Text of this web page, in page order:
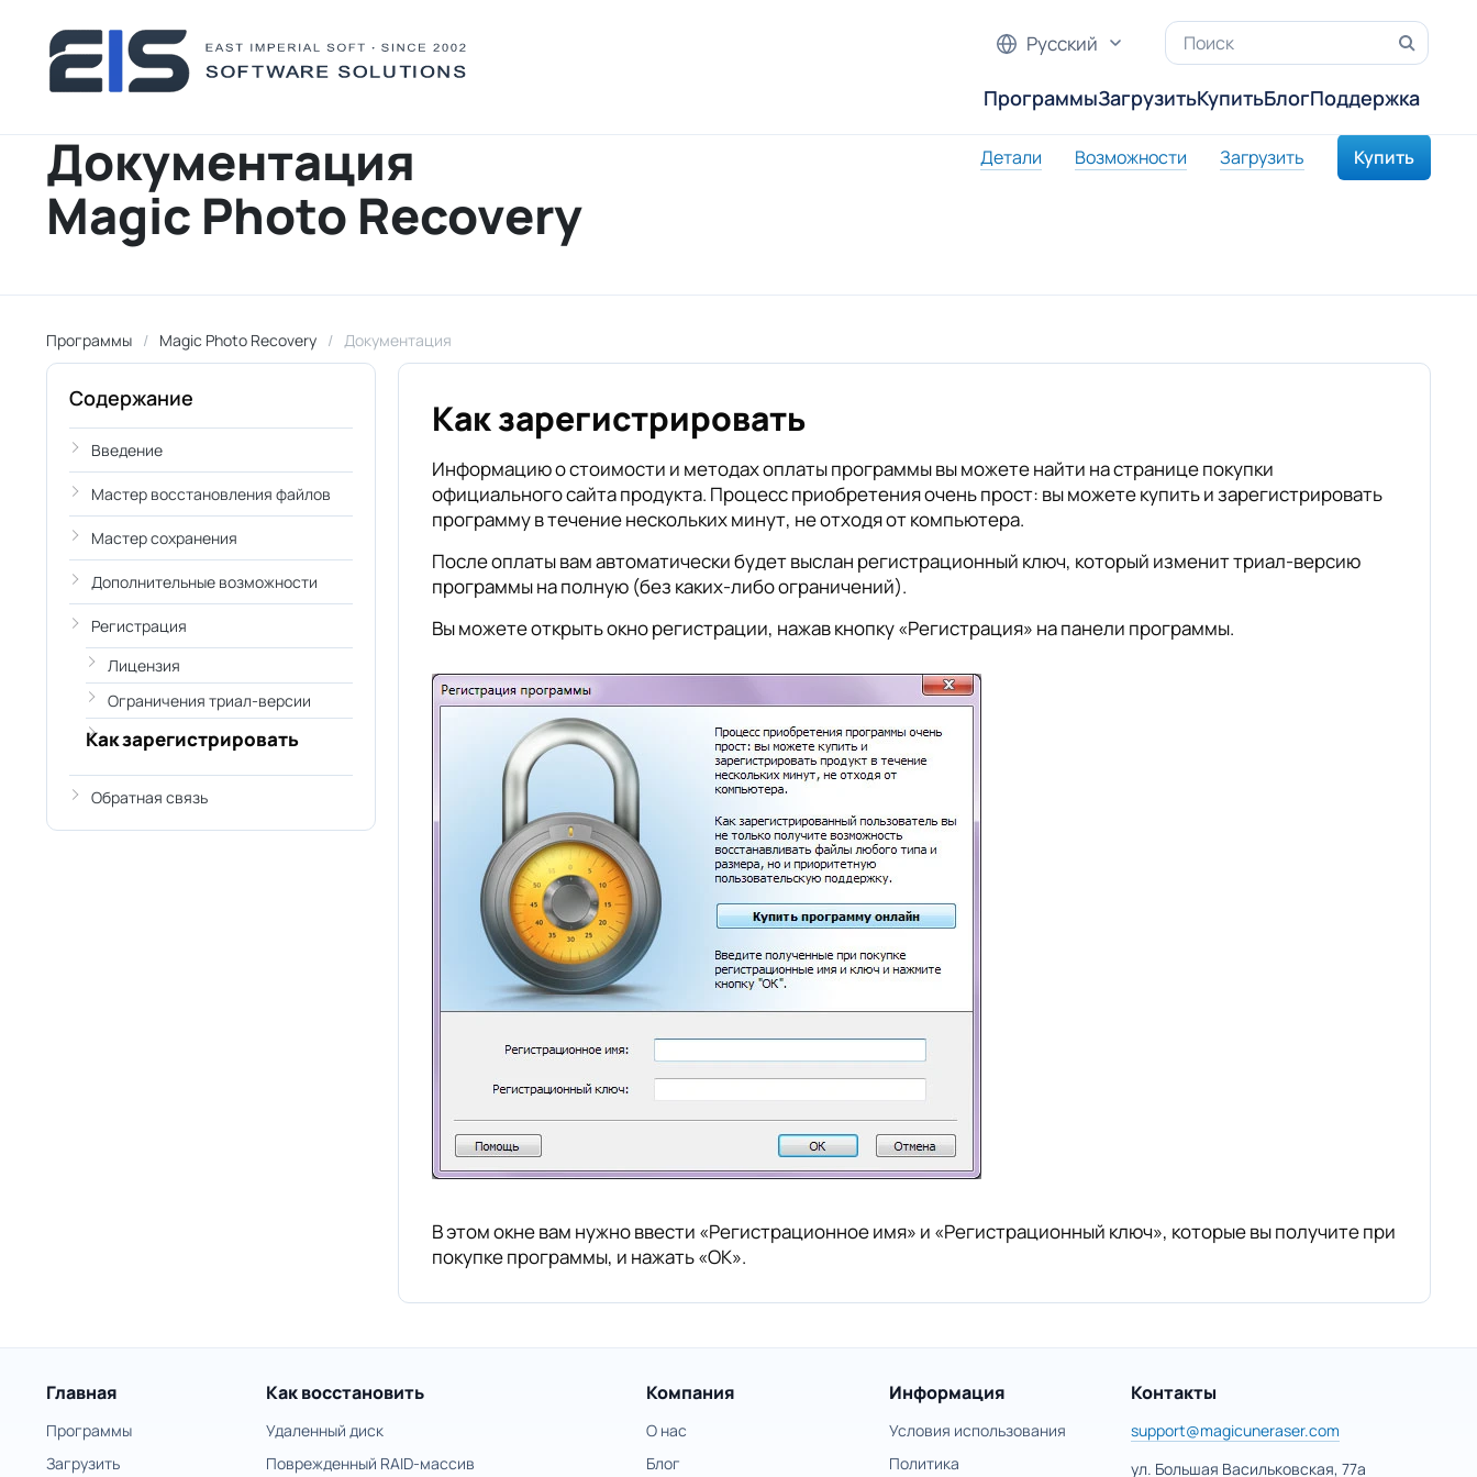
ПрограммыЗагрузитьКупитьБлогПоддержка
Русский
Документация
Magic Photo Recovery
Детали Возможности Загрузить Купить
Программы Magic Photo Recovery Документация
Как зарегистрировать
Информацию о стоимости и методах оплаты программы вы можете найти на странице покупки
официального сайта продукта. Процесс приобретения очень прост: вы можете купить и зарегистрировать
программу в течение нескольких минут, не отходя от компьютера.
После оплаты вам автоматически будет выслан регистрационный ключ, который изменит триал-версию
программы на полную (без каких-либо ограничений).
Вы можете открыть окно регистрации, нажав кнопку «Регистрация» на панели программы.
В этом окне вам нужно ввести «Регистрационное имя» и «Регистрационный ключ», которые вы получите при
покупке программы, и нажать «ОК».
Содержание
Введение
Мастер восстановления файлов
Мастер сохранения
Дополнительные возможности
Регистрация
Лицензия
Ограничения триал-версии
Как зарегистрировать
Обратная связь
Главная
Программы
Загрузить
Как восстановить
Удаленный диск
Поврежденный RAID-массив
Компания
О нас
Блог
Информация
Условия использования
Политика
Контакты
support@magicuneraser.com
ул. Большая Васильковская, 77а